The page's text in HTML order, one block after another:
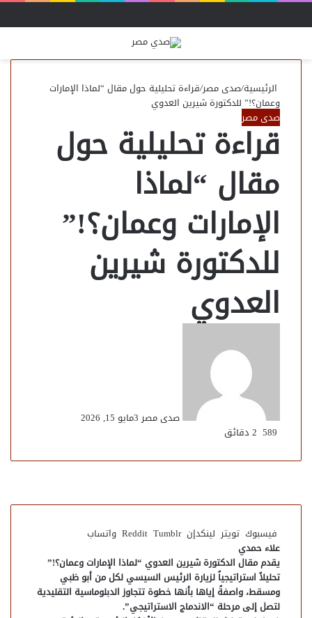
عن
الرئيسية/صدى مصر/قراءة تحليلية حول مقال “لماذا الإمارات
وعمان؟!” للدكتورة شيرين العدوي
صدى مصر
قراءة تحليلية حول
مقال “لماذا
الإمارات وعمان؟!”
للدكتورة شيرين
العدوي
صدى مصر 3 مايو 15, 2026
فيسبوك تويتر لينكدإن
واتساب
علاء حمدي
يقدم مقال الدكتورة شيرين العدوي “لماذا الإمارات وعمان؟!”
تحليلاً استراتيجياً لزيارة الرئيس السيسي لكل من أبو ظبي
ومسقط، واصفةً إياها بأنها خطوة تتجاوز الدبلوماسية التقليدية
لتصل إلى مرحلة “الاندماج الاستراتيجي”.